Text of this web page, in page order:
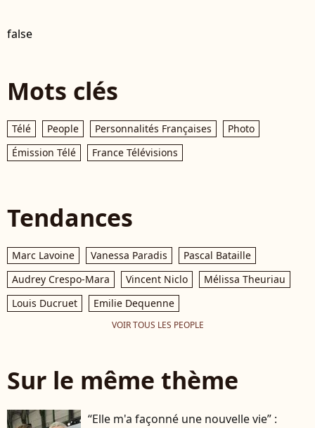
false
Mots clés
Télé People Personnalités Françaises
Photo
Émission Télé
France Télévisions
Tendances
Marc Lavoine Vanessa Paradis
Pascal Bataille
Audrey Crespo-Mara
Vincent Niclo
Mélissa Theuriau
Louis Ducruet
Emilie Dequenne
VOIR TOUS LES PEOPLE
Sur le même thème
“Elle m'a façonné une nouvelle vie” :